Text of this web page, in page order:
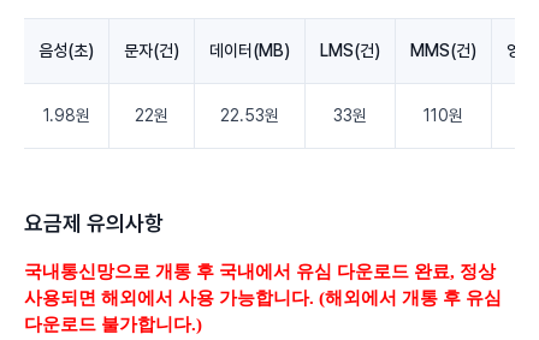
음성(초) 문자(건) 데이터(MB) LMS(건) MMS(건) 영
1.98원 22원 22.53원 33원 110원
요금제 유의사항
국내통신망으로 개통 후 국내에서 유심 다운로드 완료, 정상
사용되면 해외에서 사용 가능합니다. (해외에서 개통 후 유심
다운로드 불가합니다.)